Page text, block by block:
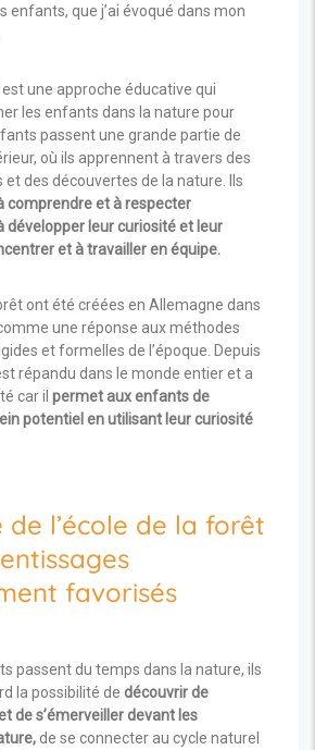
enfants, que j’ai évoqué dans mon
est une approche éducative qui
les enfants dans la nature pour
passent une grande partie de
où ils apprennent à travers des
des découvertes de la nature. Ils
comprendre et à respecter
développer leur curiosité et leur
et à travailler en équipe.
ont été créées en Allemagne dans
une réponse aux méthodes
et formelles de l’époque. Depuis
répandu dans le monde entier et a
car il permet aux enfants de
potentiel en utilisant leur curiosité
de l’école de la forêt
favorisés
passent du temps dans la nature, ils
la possibilité de découvrir de
de s’émerveiller devant les
de se connecter au cycle naturel